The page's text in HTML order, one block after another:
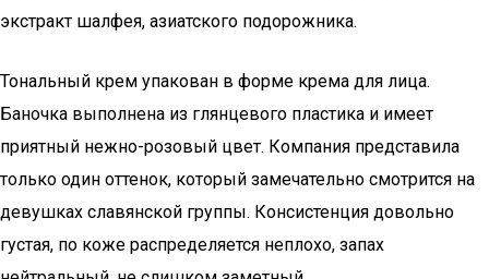
экстракт шалфея, азиатского подорожника.
Тональный крем упакован в форме крема для лица.
Баночка выполнена из глянцевого пластика и имеет
приятный нежно-розовый цвет. Компания представила
только один оттенок, который замечательно смотрится на
девушках славянской группы. Консистенция довольно
густая, по коже распределяется неплохо, запах